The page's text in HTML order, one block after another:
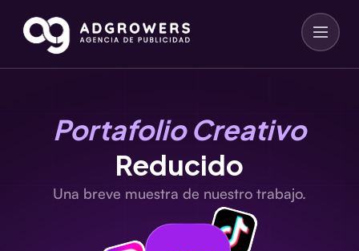
Portafolio Creativo
Reducido
Una breve muestra de nuestro trabajo.